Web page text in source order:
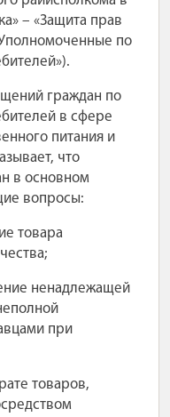
– «Защита прав
по
граждан по
в сфере
питания и
что
в основном
вопросы:
товара
ненадлежащей
при
товаров,